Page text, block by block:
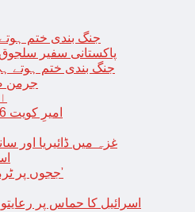
جنگ بندی ختم ہوتے ہی
پاکستانی سفیر
جنگ بندی ختم ہوتے ہی
جرمن
امیرِ کویت 86 سالہ شیخ نواف الاحمد کی اچانک طبیعت بگڑ گئی؛ اسپتال میں داخل
غزہ میں ڈائیریا اور
‘ججوں پر ٹرمپ کے حملے روکنے کا واحد طریقہ ہے کہ انہیں جیل میں ڈال دیا جائے’
اسرائیل کا حماس پر